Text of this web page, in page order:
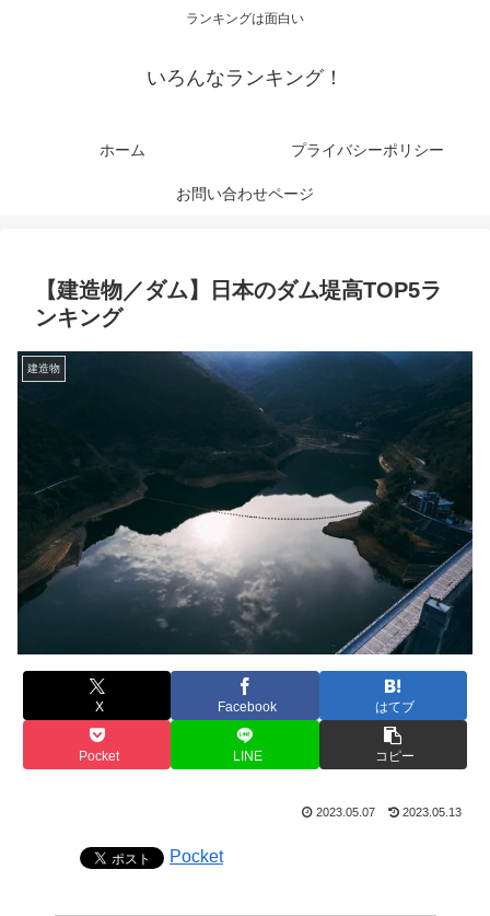
ランキングは面白い
いろんなランキング！
ホーム プライバシーポリシー
お問い合わせページ
【建造物／ダム】日本のダム堤高TOP5ラ
ンキング
建造物
X Facebook はてブ
Pocket LINE コピー
2023.05.07 2023.05.13
Pocket